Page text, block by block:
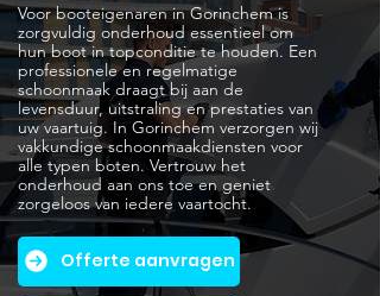
Voor booteigenaren in Gorinchem is
zorgvuldig onderhoud essentieel om
hun boot in topconditie te houden. Een
professionele en regelmatige
schoonmaak draagt bij aan de
levensduur, uitstraling en prestaties van
uw vaartuig. In Gorinchem verzorgen wij
vakkundige schoonmaakdiensten voor
alle typen boten. Vertrouw het
onderhoud aan ons toe en geniet
zorgeloos van iedere vaartocht.
Offerte aanvragen